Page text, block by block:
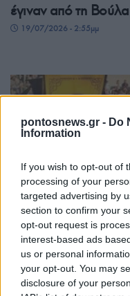
pontosnews.gr - Do
Information
If you wish to opt-out of
processing of your
targeted advertising by
section to confirm your
opt-out request is
interest-based ads
us or personal
your opt-out. You may
disclosure of your
έγιναν από τη
19/07/2026 - 2:55μμ
ΣΥΛΛΟΓΟΙ
Πόντος και Κρήτη
Ποντιακό Σύλλογο
Καΐστρι»